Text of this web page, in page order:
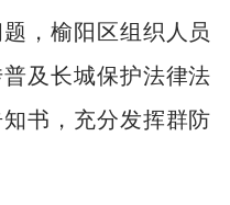
，榆阳区组织人员
及长城保护法律法
书，充分发挥群防